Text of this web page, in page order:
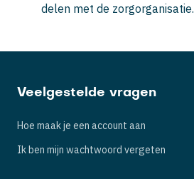
delen met de zorgorganisatie.
Veelgestelde vragen
Hoe maak je een account aan
Ik ben mijn wachtwoord vergeten